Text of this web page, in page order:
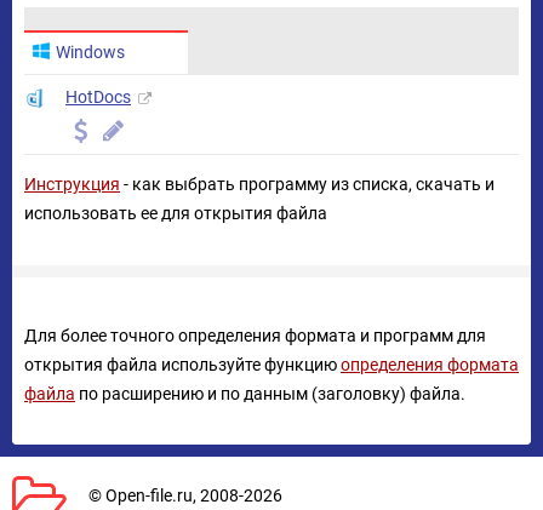
Windows
HotDocs
Инструкция - как выбрать программу из списка, скачать и
использовать ее для открытия файла
Для более точного определения формата и программ для
открытия файла используйте функциюопределения формата
файла по расширению и по данным (заголовку) файла.
© Open-file.ru, 2008-2026